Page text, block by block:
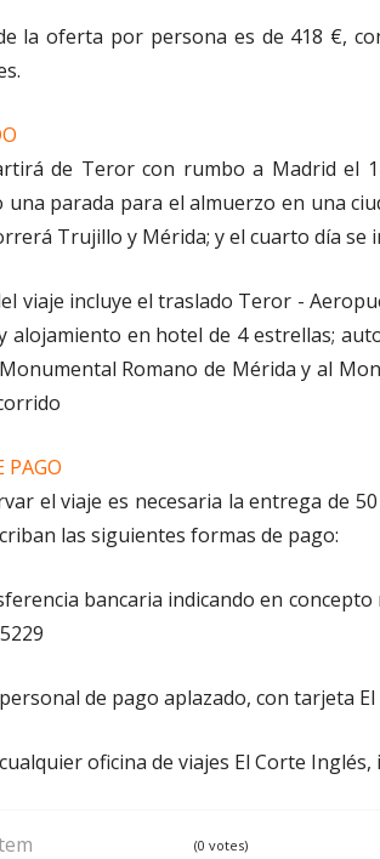
la oferta por persona es de 418 €,
de Teror con rumbo a Madrid el
una parada para el almuerzo en una
Trujillo y Mérida; y el cuarto día se
viaje incluye el traslado Teror -
alojamiento en hotel de 4 estrellas;
Romano de Mérida y al
PAGO
el viaje es necesaria la entrega de
las siguientes formas de pago:
bancaria indicando en concepto
de pago aplazado, con tarjeta
oficina de viajes El Corte
(0 votes)